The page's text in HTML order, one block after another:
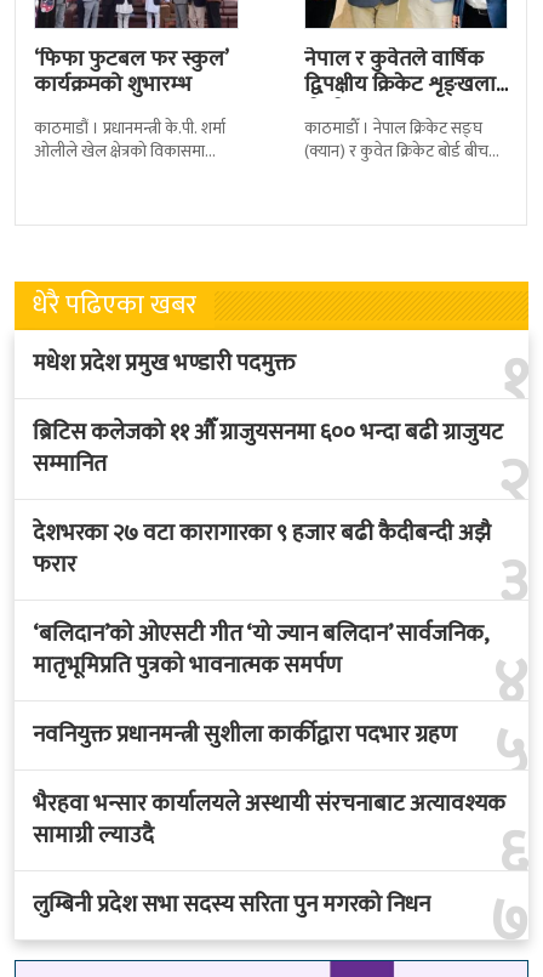
‘फिफा फुटबल फर स्कुल’
कार्यक्रमको शुभारम्भ
काठमाडौं । प्रधानमन्त्री के.पी. शर्मा
ओलीले खेल क्षेत्रको विकासमा
फुटबल संघ
नेपाल र कुवेतले वार्षिक
द्विपक्षीय क्रिकेट शृङ्खला
खेल्ने
काठमाडाैँ । नेपाल क्रिकेट सङ्घ
(क्यान) र कुवेत क्रिकेट बोर्ड बीच
भएकाे
धेरै पढिएका खबर
१
मधेश प्रदेश प्रमुख भण्डारी पदमुक्त
२
ब्रिटिस कलेजको ११ औँ ग्राजुयसनमा ६०० भन्दा बढी ग्राजुयट
सम्मानित
३
देशभरका २७ वटा कारागारका ९ हजार बढी कैदीबन्दी अझै
फरार
४
‘बलिदान’को ओएसटी गीत ‘यो ज्यान बलिदान’ सार्वजनिक,
मातृभूमिप्रति पुत्रको भावनात्मक समर्पण
५
नवनियुक्त प्रधानमन्त्री सुशीला कार्कीद्वारा पदभार ग्रहण
६
भैरहवा भन्सार कार्यालयले अस्थायी संरचनाबाट अत्यावश्यक
सामाग्री ल्याउदै
७
लुम्बिनी प्रदेश सभा सदस्य सरिता पुन मगरको निधन